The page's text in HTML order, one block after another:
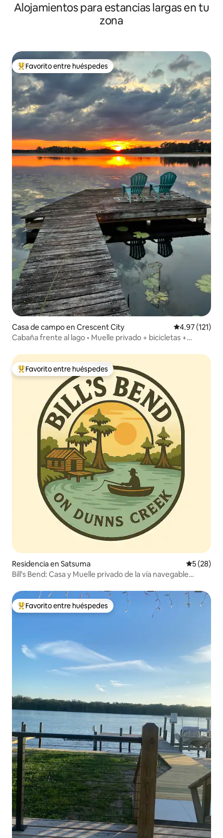
Alojamientos para estancias largas en tu
zona
De los mejores en Favorito entre huéspedes
Favorito entre huéspedes
Casa de campo en Crescent City Calificación
4.97 (121)
Cabaña frente al lago • Muelle privado + bicicletas +
De los mejores en Favorito entre huéspedes
Favorito entre huéspedes
Residencia en Satsuma
5 (28)
Bill's Bend: Casa y Muelle privado de la vía navegable
De los mejores en Favorito entre huéspedes
Favorito entre huéspedes